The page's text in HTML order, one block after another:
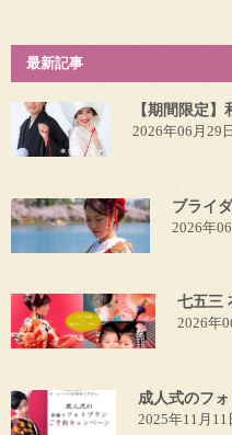
最新記事
【期間限定
2026年06月29日
ブライ
2026年
七五三
2026年
成人式のフ
2025年11月11